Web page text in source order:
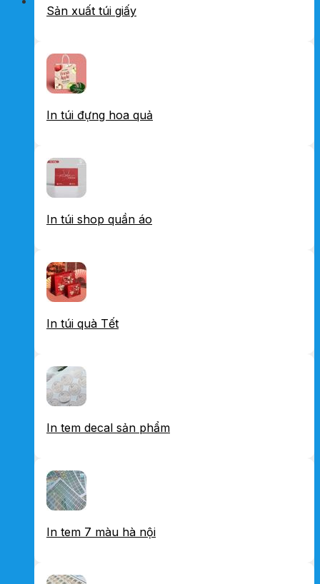
Sản xuất túi giấy
In túi đựng hoa quả
In túi shop quần áo
In túi quà Tết
In tem decal sản phẩm
In tem 7 màu hà nội